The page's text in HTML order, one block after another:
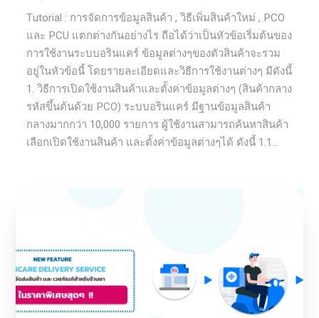
Tutorial : การจัดการข้อมูลสินค้า , วิธีเพิ่มสินค้าใหม่ , PCO
และ PCU แตกต่างกันอย่างไร ถือได้ว่าเป็นหัวข้อเริ่มต้นของ
การใช้งานระบบอรินแคร์ ข้อมูลต่างๆของตัวสินค้าจะรวม
อยู่ในหัวข้อนี้ โดยรายละเอียดและวิธีการใช้งานต่างๆ มีดังนี้
1. วิธีการเปิดใช้งานสินค้าและตั้งค่าข้อมูลต่างๆ (สินค้ากลาง
รหัสขึ้นต้นด้วย PCO) ระบบอรินแคร์ มีฐานข้อมูลสินค้า
กลางมากกว่า 10,000 รายการ ผู้ใช้งานสามารถค้นหาสินค้า
เลือกเปิดใช้งานสินค้า และตั้งค่าข้อมูลต่างๆได้ ดังนี้ 1.1...